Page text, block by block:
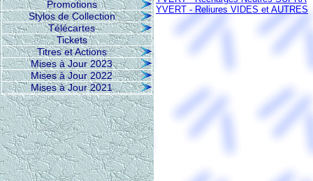
Promotions
Stylos de Collection
Télécartes
Tickets
Titres et Actions
Mises à Jour 2023
Mises à Jour 2022
Mises à Jour 2021
YVERT - Reliures VIDES et AUTRES